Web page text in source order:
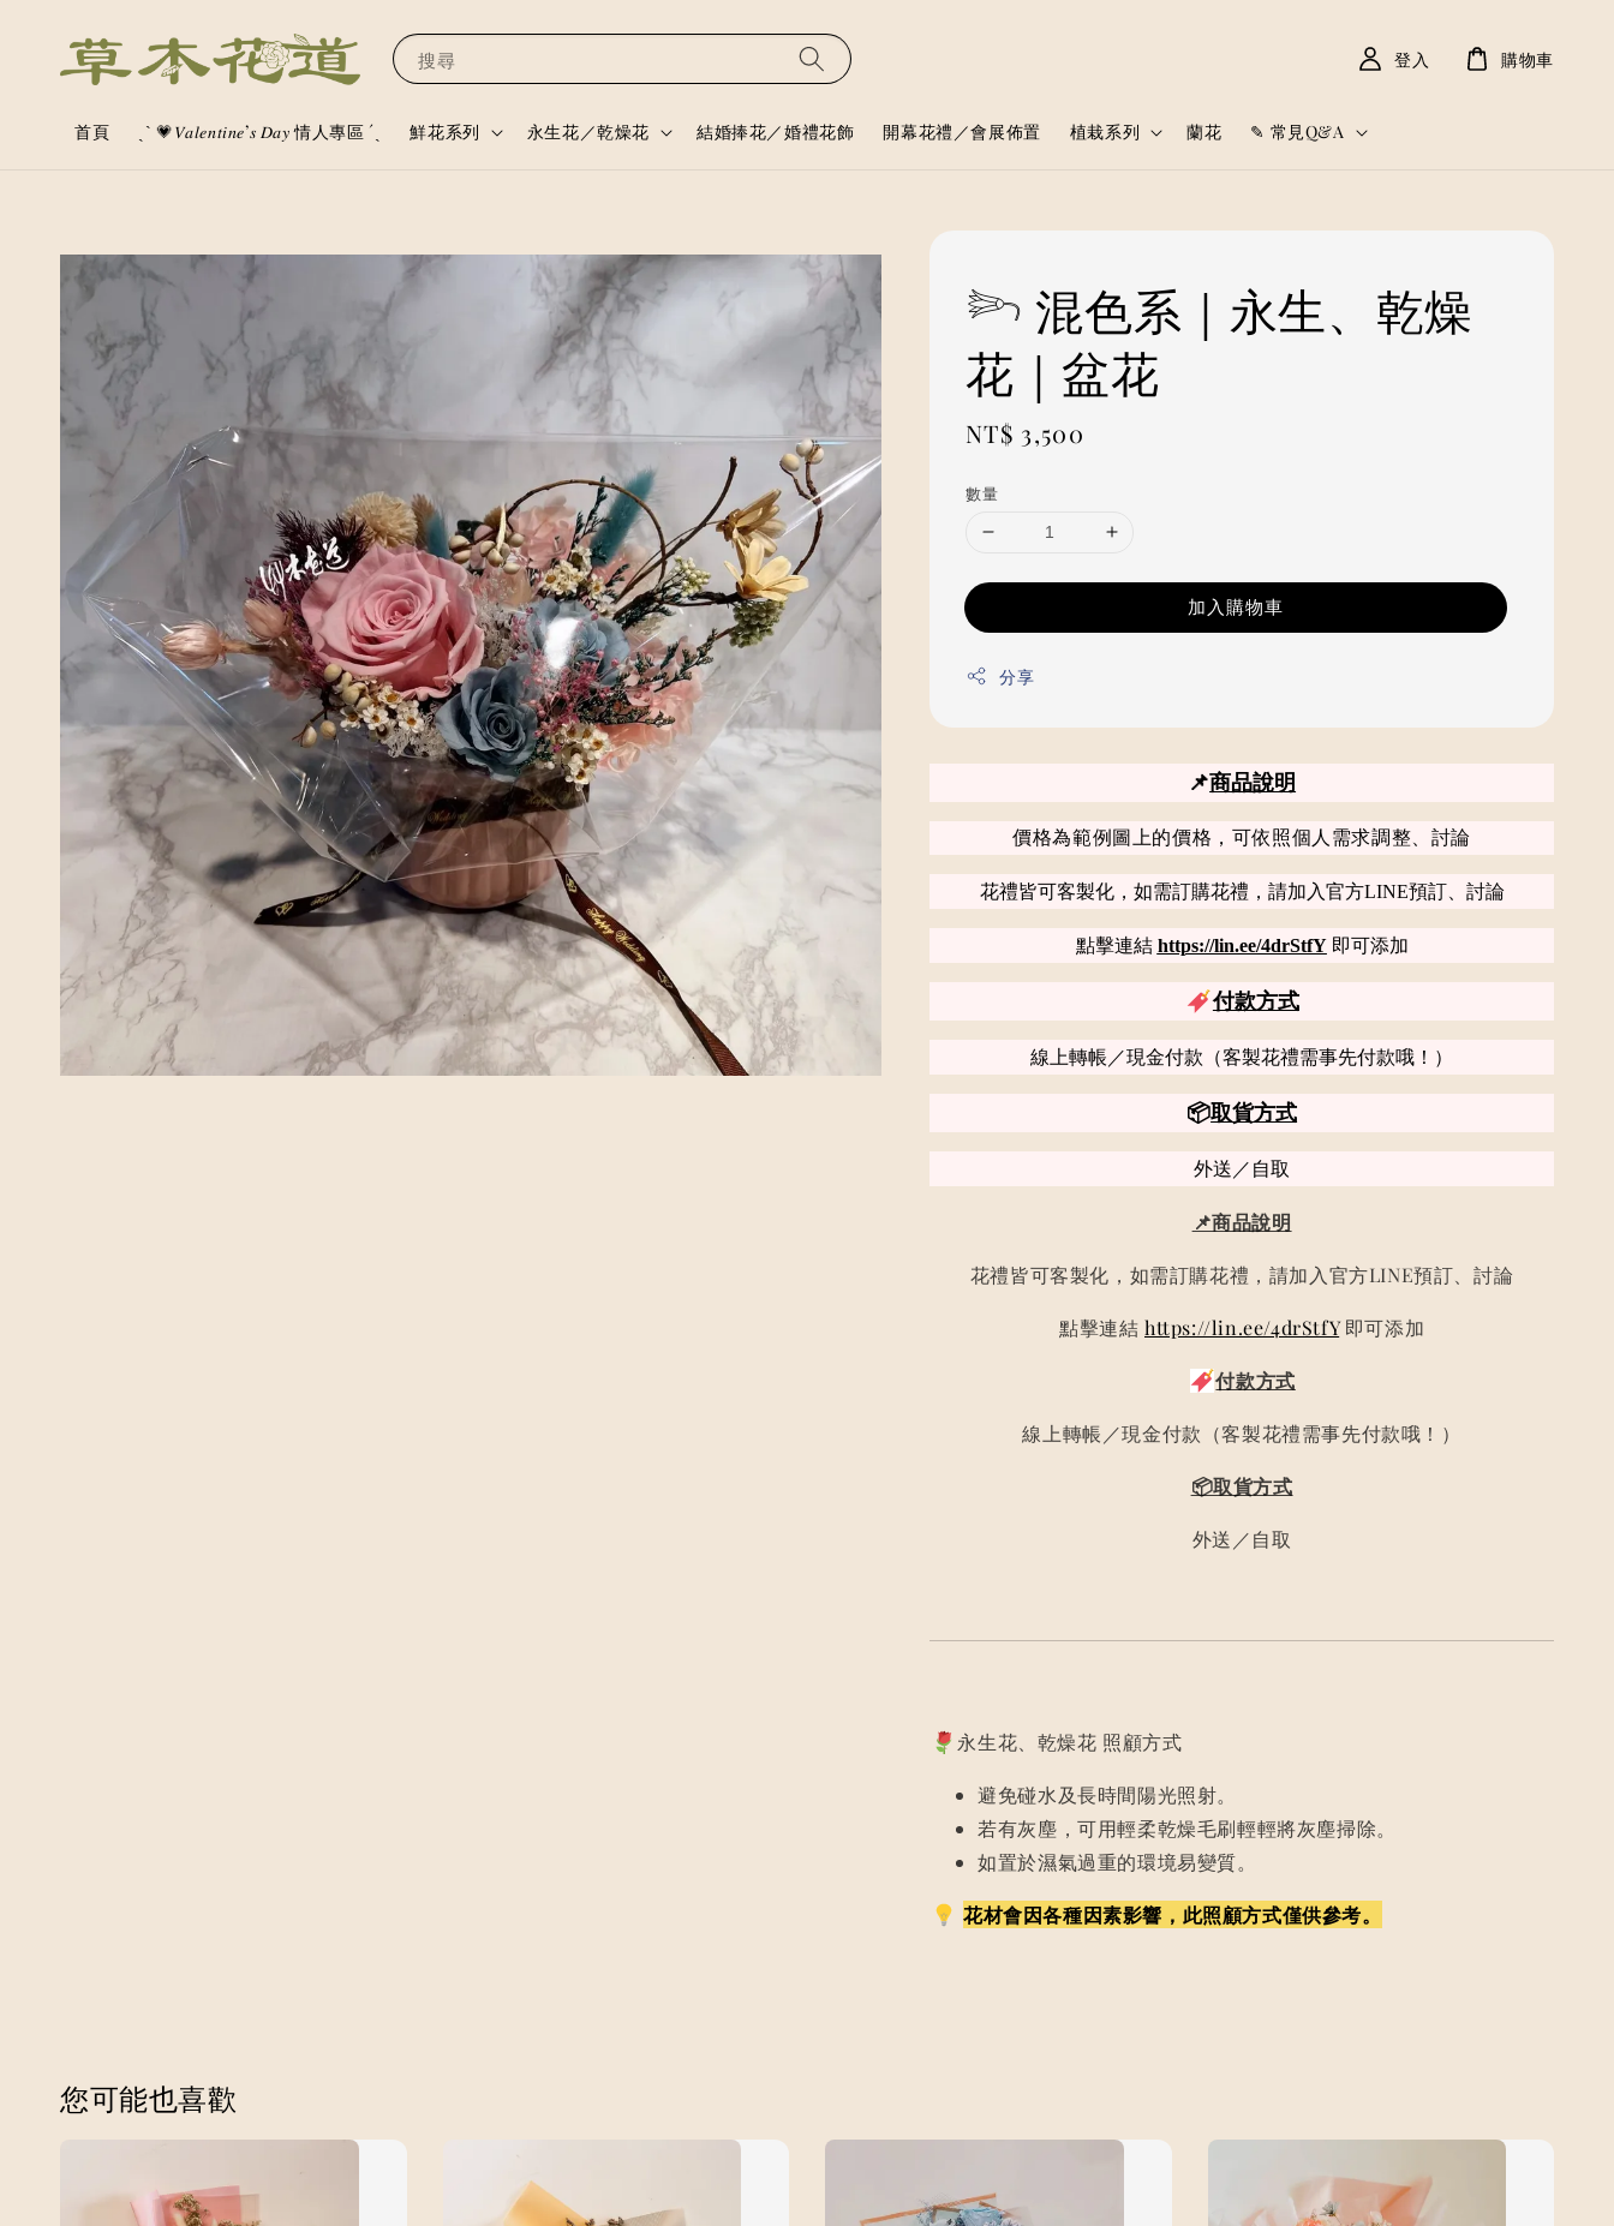
搜尋
首頁 ˏˋ 💗𝑉𝑎𝑙𝑒𝑛𝑡𝑖𝑛𝑒’𝑠 𝐷𝑎𝑦 情人專區 ´ˎ 鮮花系列 永生花／乾燥花 結婚捧花／婚禮花飾 開幕花禮／會展佈置 植栽系列 蘭花 ✎ 常見Q&A
登入 購物車
𓆸 混色系｜永生、乾燥
花｜盆花
Regular
NT$ 3,500
數量
加入購物車
分享
📌商品說明
價格為範例圖上的價格，可依照個人需求調整、討論
花禮皆可客製化，如需訂購花禮，請加入官方LINE預訂、討論
點擊連結 https://lin.ee/4drStfY即可添加
付款方式
線上轉帳／現金付款（客製花禮需事先付款哦！）
📦取貨方式
外送／自取
📌商品說明
花禮皆可客製化，如需訂購花禮，請加入官方LINE預訂、討論
點擊連結 https://lin.ee/4drStfY即可添加
付款方式
線上轉帳／現金付款（客製花禮需事先付款哦！）
📦取貨方式
外送／自取
永生花、乾燥花 照顧方式
避免碰水及長時間陽光照射。
若有灰塵，可用輕柔乾燥毛刷輕輕將灰塵掃除。
如置於濕氣過重的環境易變質。
花材會因各種因素影響，此照顧方式僅供參考。
您可能也喜歡